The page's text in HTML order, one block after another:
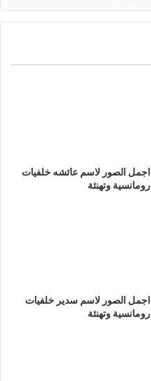
اجمل الصور لاسم عائشه خلفيات
رومانسية وتهنئة
اجمل الصور لاسم سدير خلفيات
رومانسية وتهنئة